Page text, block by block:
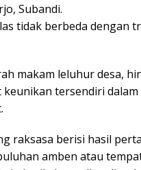
Subandi.
tidak berbeda dengan
makam leluhur desa,
tersendiri
raksasa berisi hasil
amben atau